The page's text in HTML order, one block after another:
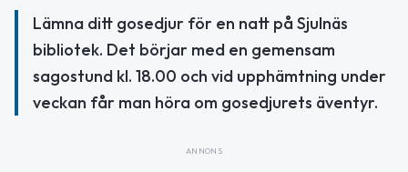
Lämna ditt gosedjur för en natt på Sjulnäs
bibliotek. Det börjar med en gemensam
sagostund kl. 18.00 och vid upphämtning under
veckan får man höra om gosedjurets äventyr.
ANNONS